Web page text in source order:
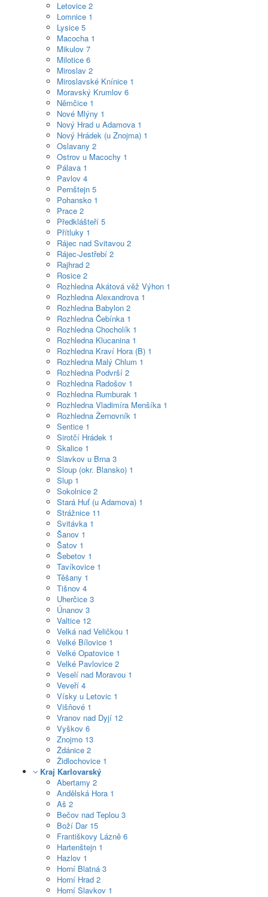
Letovice 2
Lomnice 1
Lysice 5
Macocha 1
Mikulov 7
Milotice 6
Miroslav 2
Miroslavské Knínice 1
Moravský Krumlov 6
Němčice 1
Nové Mlýny 1
Nový Hrad u Adamova 1
Nový Hrádek (u Znojma) 1
Oslavany 2
Ostrov u Macochy 1
Pálava 1
Pavlov 4
Pernštejn 5
Pohansko 1
Prace 2
Předklášteří 5
Přítluky 1
Rájec nad Svitavou 2
Rájec-Jestřebí 2
Rajhrad 2
Rosice 2
Rozhledna Akátová věž Výhon 1
Rozhledna Alexandrova 1
Rozhledna Babylon 2
Rozhledna Čebínka 1
Rozhledna Chocholík 1
Rozhledna Klucanina 1
Rozhledna Kraví Hora (B) 1
Rozhledna Malý Chlum 1
Rozhledna Podvrší 2
Rozhledna Radošov 1
Rozhledna Rumburak 1
Rozhledna Vladimíra Menšíka 1
Rozhledna Žernovník 1
Sentice 1
Sirotčí Hrádek 1
Skalice 1
Slavkov u Brna 3
Sloup (okr. Blansko) 1
Slup 1
Sokolnice 2
Stará Huť (u Adamova) 1
Strážnice 11
Svitávka 1
Šanov 1
Šatov 1
Šebetov 1
Tavíkovice 1
Těšany 1
Tišnov 4
Uherčice 3
Únanov 3
Valtice 12
Velká nad Veličkou 1
Velké Bílovice 1
Velké Opatovice 1
Velké Pavlovice 2
Veselí nad Moravou 1
Veveří 4
Vísky u Letovic 1
Višňové 1
Vranov nad Dyjí 12
Vyškov 6
Znojmo 13
Ždánice 2
Židlochovice 1
Kraj Karlovarský
Abertamy 2
Andělská Hora 1
Aš 2
Bečov nad Teplou 3
Boží Dar 15
Františkovy Lázně 6
Hartenštejn 1
Hazlov 1
Horní Blatná 3
Horní Hrad 2
Horní Slavkov 1